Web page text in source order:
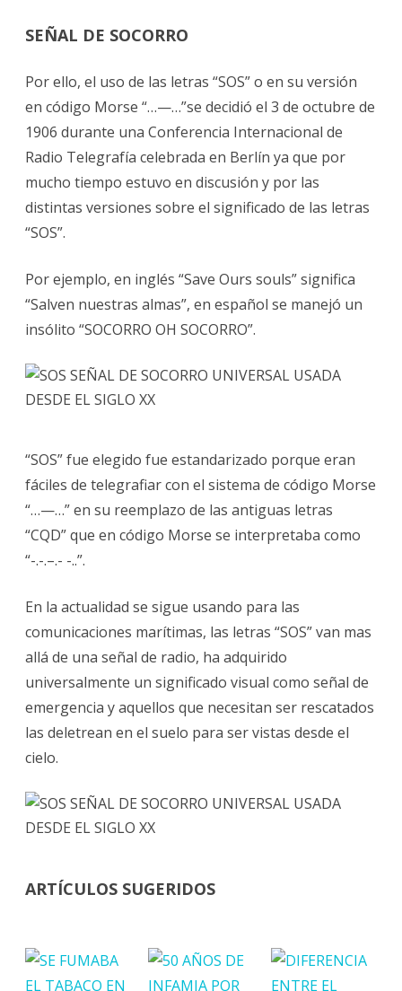
SEÑAL DE SOCORRO
Por ello, el uso de las letras “SOS” o en su versión
en código Morse “…—…”se decidió el 3 de octubre de
1906 durante una Conferencia Internacional de
Radio Telegrafía celebrada en Berlín ya que por
mucho tiempo estuvo en discusión y por las
distintas versiones sobre el significado de las letras
“SOS”.
Por ejemplo, en inglés “Save Ours souls” significa
“Salven nuestras almas”, en español se manejó un
insólito “SOCORRO OH SOCORRO”.
“SOS” fue elegido fue estandarizado porque eran
fáciles de telegrafiar con el sistema de código Morse
“…—…” en su reemplazo de las antiguas letras
“CQD” que en código Morse se interpretaba como
“-.-.–.- -..”.
En la actualidad se sigue usando para las
comunicaciones marítimas, las letras “SOS” van mas
allá de una señal de radio, ha adquirido
universalmente un significado visual como señal de
emergencia y aquellos que necesitan ser rescatados
las deletrean en el suelo para ser vistas desde el
cielo.
ARTÍCULOS SUGERIDOS